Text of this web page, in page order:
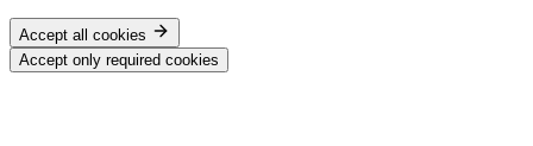
Accept all cookies
Accept only required cookies